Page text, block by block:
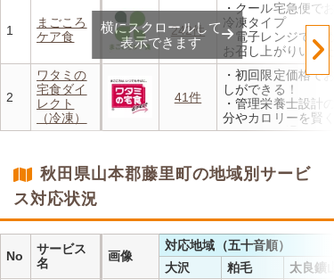
1
まごころ
ケア食
242件
・クール宅急便で
冷凍タイプ
・電子レンジで温
お召し上がりいただ
・メニューの組み
理栄養士にお任せ
・定期は通常価格
んと20％OFF！
2
ワタミの
宅食ダイ
レクト
（冷凍）
41件
・初回限定価格で
しができる！
・管理栄養士設計
分やカロリーを賢く
・レンジで温めるだ
飽きることなく楽し
横にスクロールして
表示できます
秋田県山本郡藤里町の地域別サービ
ス対応状況
No
サービス
名
画像
対応地域（五十音順）
大沢
粕毛 太良鑛山